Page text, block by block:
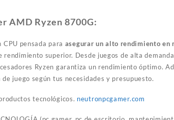
AMD Ryzen 8700G:
pensada para asegurar un alto rendimiento en
superior. Desde juegos de alta
Ryzen garantiza un rendimiento óptimo.
juego según tus necesidades y presupuesto.
tecnológicos. neutronpcgamer.com